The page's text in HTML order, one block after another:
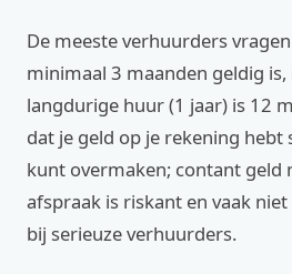
De meeste verhuurders
minimaal 3 maanden geldig
langdurige huur (1 jaar) is 12
dat je geld op je rekening hebt
kunt overmaken; contant geld
afspraak is riskant en vaak
bij serieuze verhuurders.